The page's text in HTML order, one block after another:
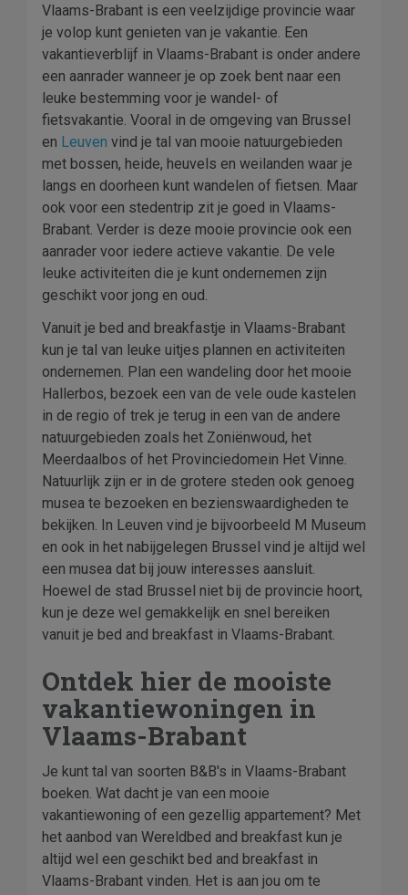
Vlaams-Brabant is een veelzijdige provincie waar
je volop kunt genieten van je vakantie. Een
vakantieverblijf in Vlaams-Brabant is onder andere
een aanrader wanneer je op zoek bent naar een
leuke bestemming voor je wandel- of
fietsvakantie. Vooral in de omgeving van Brussel
en Leuven vind je tal van mooie natuurgebieden
met bossen, heide, heuvels en weilanden waar je
langs en doorheen kunt wandelen of fietsen. Maar
ook voor een stedentrip zit je goed in Vlaams-
Brabant. Verder is deze mooie provincie ook een
aanrader voor iedere actieve vakantie. De vele
leuke activiteiten die je kunt ondernemen zijn
geschikt voor jong en oud.
Vanuit je bed and breakfastje in Vlaams-Brabant
kun je tal van leuke uitjes plannen en activiteiten
ondernemen. Plan een wandeling door het mooie
Hallerbos, bezoek een van de vele oude kastelen
in de regio of trek je terug in een van de andere
natuurgebieden zoals het Zoniënwoud, het
Meerdaalbos of het Provinciedomein Het Vinne.
Natuurlijk zijn er in de grotere steden ook genoeg
musea te bezoeken en bezienswaardigheden te
bekijken. In Leuven vind je bijvoorbeeld M Museum
en ook in het nabijgelegen Brussel vind je altijd wel
een musea dat bij jouw interesses aansluit.
Hoewel de stad Brussel niet bij de provincie hoort,
kun je deze wel gemakkelijk en snel bereiken
vanuit je bed and breakfast in Vlaams-Brabant.
Ontdek hier de mooiste
vakantiewoningen in
Vlaams-Brabant
Je kunt tal van soorten B&B's in Vlaams-Brabant
boeken. Wat dacht je van een mooie
vakantiewoning of een gezellig appartement? Met
het aanbod van Wereldbed and breakfast kun je
altijd wel een geschikt bed and breakfast in
Vlaams-Brabant vinden. Het is aan jou om te